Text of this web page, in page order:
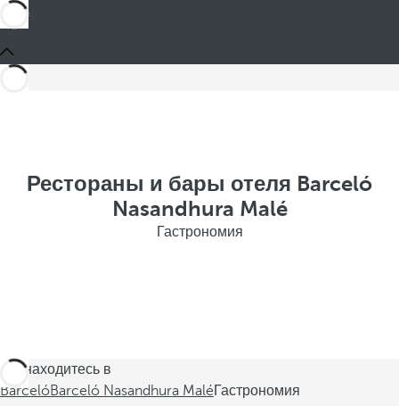
Рестораны и бары отеля Barceló
Nasandhura Malé
Гастрономия
Вы находитесь в
BarcelóBarceló Nasandhura MaléГастрономия